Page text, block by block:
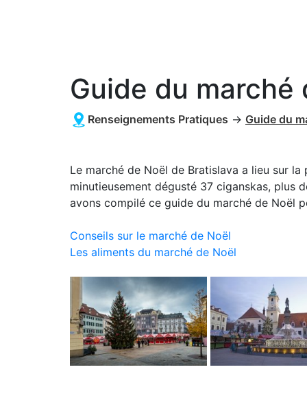
Guide du marché
Renseignements Pratiques → Guide du
Le marché de Noël de Bratislava a lieu sur
minutieusement dégusté 37 ciganskas, plus
avons compilé ce guide du marché de Noël
Conseils sur le marché de Noël
Les aliments du marché de Noël